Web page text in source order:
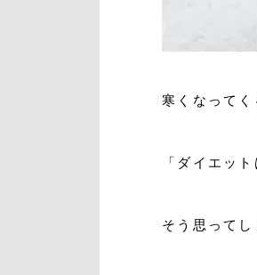
寒くなってく
「ダイエッ
そう思ってし